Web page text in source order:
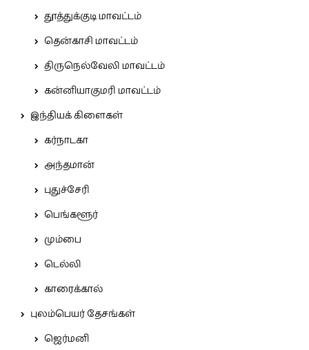
தூத்துக்குடி மாவட்டம்
தென்காசி மாவட்டம்
திருநெல்வேலி மாவட்டம்
கன்னியாகுமரி மாவட்டம்
இந்தியக் கிளைகள்
கர்நாடகா
அந்தமான்
புதுச்சேரி
பெங்களூர்
மும்பை
டெல்லி
காரைக்கால்
புலம்பெயர் தேசங்கள்
ஜெர்மனி